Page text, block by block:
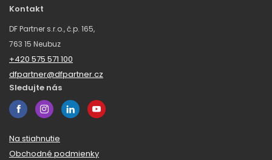
Kontakt
DF Partner s.r.o., č.p. 165,
763 15 Neubuz
+420 575 571 100
dfpartner@dfpartner.cz
Sledujte nás
Na stiahnutie
Obchodné podmienky